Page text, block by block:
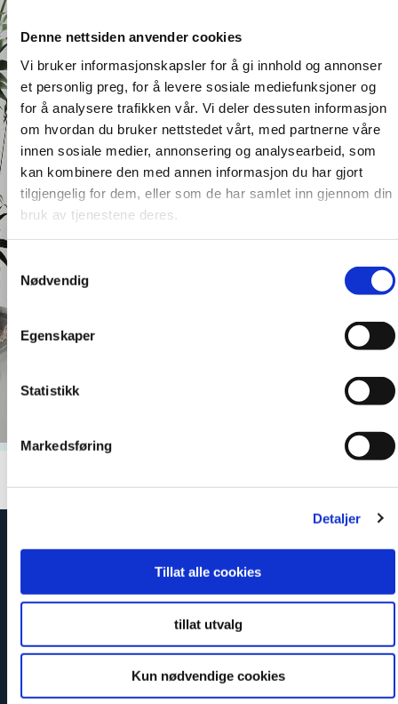
Denne nettsiden anvender cookies
Vi bruker informasjonskapsler for å gi innhold og annonser
et personlig preg, for å levere sosiale mediefunksjoner og
for å analysere trafikken vår. Vi deler dessuten informasjon
om hvordan du bruker nettstedet vårt, med partnerne våre
innen sosiale medier, annonsering og analysearbeid, som
kan kombinere den med annen informasjon du har gjort
tilgjengelig for dem, eller som de har samlet inn gjennom din
bruk av tjenestene deres.
Samtykkevalg
Nødvendig
Egenskaper
Statistikk
Markedsføring
Detaljer
Tillat alle cookies
tillat utvalg
Kun nødvendige cookies